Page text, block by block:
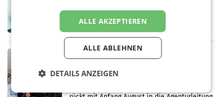
Österreich. In seiner neuen Funktion soll er
Banken und Finanzinstitute bei
regulatorischen Anforderungen, im
Risikomanagement und bei
Transformationsprojekten
Die Wiener Digitalagentur kju: erweitert ihre
ALLE AKZEPTIEREN
ALLE ABLEHNEN
DETAILS ANZEIGEN